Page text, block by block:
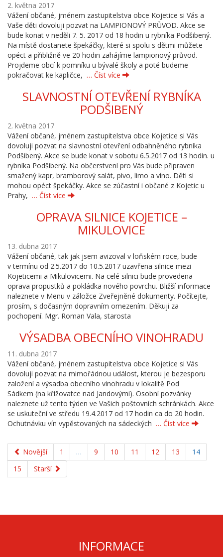
2. května 2017
Vážení občané, jménem zastupitelstva obce Kojetice si Vás a
Vaše děti dovoluji pozvat na LAMPIONOVÝ PRŮVOD. Akce se
bude konat v neděli 7. 5. 2017 od 18 hodin u rybníka Podšibený.
Na místě dostanete špekáčky, které si spolu s dětmi můžete
opéct a přibližně ve 20 hodin zahájíme lampionový průvod.
Projdeme obcí k pomníku u bývalé školy a poté budeme
pokračovat ke kapličce, … Číst více
SLAVNOSTNÍ OTEVŘENÍ RYBNÍKA
PODŠIBENÝ
2. května 2017
Vážení občané, jménem zastupitelstva obce Kojetice si Vás
dovoluji pozvat na slavnostní otevření odbahněného rybníka
Podšibený. Akce se bude konat v sobotu 6.5.2017 od 13 hodin. u
rybníka Podšibený. Na občerstvení pro Vás bude připraven
smažený kapr, bramborový salát, pivo, limo a víno. Děti si
mohou opéct špekáčky. Akce se zúčastní i občané z Kojetic u
Prahy, … Číst více
OPRAVA SILNICE KOJETICE –
MIKULOVICE
13. dubna 2017
Vážení občané, tak jak jsem avizoval v loňském roce, bude
v termínu od 2.5.2017 do 10.5.2017 uzavřena silnice mezi
Kojeticemi a Mikulovicemi. Na celé silnici bude provedena
oprava propustků a pokládka nového povrchu. Bližší informace
naleznete v Menu v záložce Zveřejněné dokumenty. Počítejte,
prosím, s dočasným dopravním omezením. Děkuji za
pochopení. Mgr. Roman Vala, starosta
VÝSADBA OBECNÍHO VINOHRADU
11. dubna 2017
Vážení občané, jménem zastupitelstva obce Kojetice si Vás
dovoluji pozvat na mimořádnou událost, kterou je bezesporu
založení a výsadba obecního vinohradu v lokalitě Pod
Sádkem (na křižovatce nad Jandovými). Osobní pozvánky
naleznete už tento týden ve Vašich poštovních schránkách. Akce
se uskuteční ve středu 19.4.2017 od 17 hodin ca do 20 hodin.
Ochutnávku vín vypěstovaných na sádeckých … Číst více
Novější 1 … 9 10 11 12 13
14
15
Starší
INFORMACE